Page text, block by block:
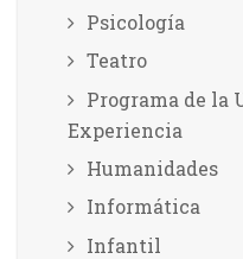
Psicología
Teatro
Programa de la
Experiencia
Humanidades
Informática
Infantil